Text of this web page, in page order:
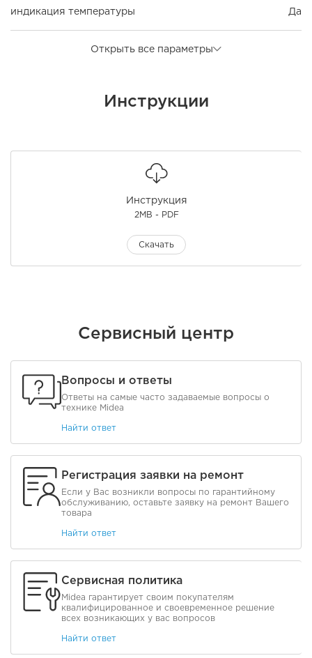
индикация температуры Да
Открыть все параметры
Инструкции
Инструкция
2MB - PDF
Скачать
Сервисный центр
Вопросы и ответы
Ответы на самые часто задаваемые вопросы о
технике Midea
Найти ответ
Регистрация заявки на ремонт
Если у Вас возникли вопросы по гарантийному
обслуживанию, оставьте заявку на ремонт Вашего
товара
Найти ответ
Сервисная политика
Midea гарантирует своим покупателям
квалифицированное и своевременное решение
всех возникающих у вас вопросов
Найти ответ